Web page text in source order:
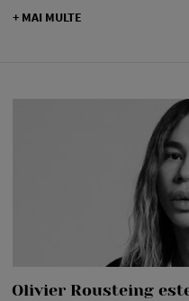
+ MAI MULTE
Olivier Rousteing